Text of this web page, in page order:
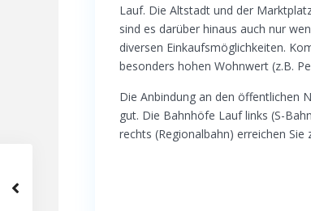
Lauf. Die Altstadt und der
sind es darüber hinaus auch nur
diversen Einkaufsmöglichkeiten.
besonders hohen Wohnwert (z.B.
Die Anbindung an den öffentlichen
gut. Die Bahnhöfe Lauf links (S-
rechts (Regionalbahn) erreichen Sie